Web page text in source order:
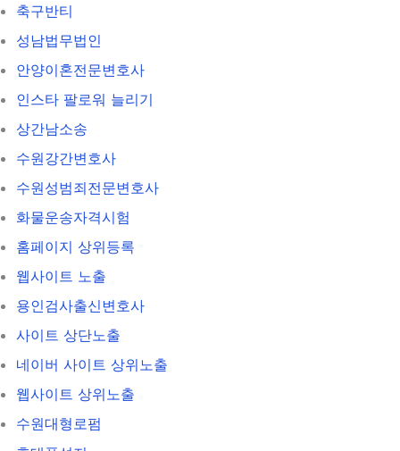
축구반티
성남법무법인
안양이혼전문변호사
인스타 팔로워 늘리기
상간남소송
수원강간변호사
수원성범죄전문변호사
화물운송자격시험
홈페이지 상위등록
웹사이트 노출
용인검사출신변호사
사이트 상단노출
네이버 사이트 상위노출
웹사이트 상위노출
수원대형로펌